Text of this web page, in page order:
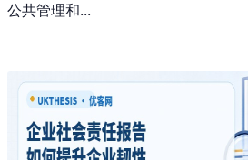
公共管理和...